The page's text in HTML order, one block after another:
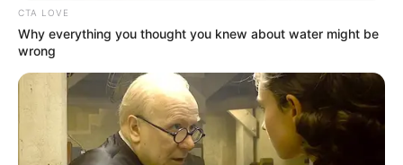
Lemondott Csendes Olivér, a Visit Hungary
Nonprofit Zrt. vezérigazgatója – már a Turizmus
CTA LOVE
Why everything you thought you knew about water might be
wrong